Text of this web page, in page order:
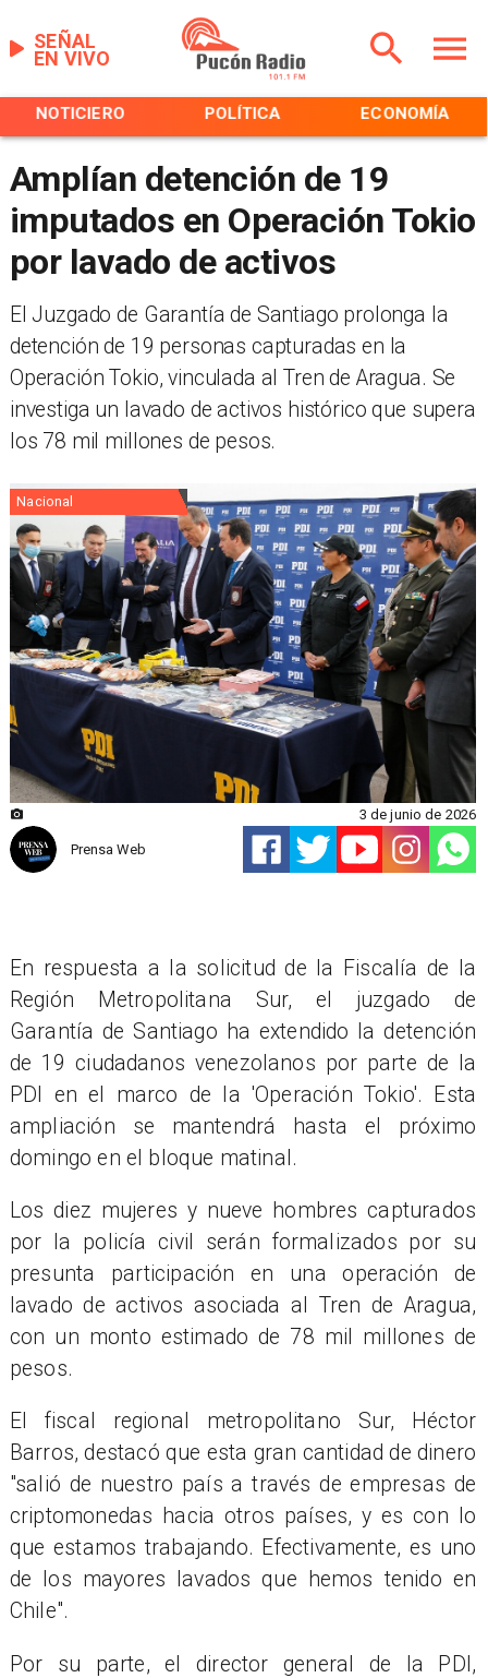
EN VIVO
SEÑAL
NOTICIERO POLÍTICA ECONOMÍA
Amplían detención de 19
imputados en Operación Tokio
por lavado de activos
El Juzgado de Garantía de Santiago prolonga la
detención de 19 personas capturadas en la
Operación Tokio, vinculada al Tren de Aragua. Se
investiga un lavado de activos histórico que supera
los 78 mil millones de pesos.
Nacional
Prensa Web
3 de junio de 2026
En respuesta a la solicitud de la Fiscalía de la
Región Metropolitana Sur, el juzgado de
Garantía de Santiago ha extendido la detención
de 19 ciudadanos venezolanos por parte de la
PDI en el marco de la 'Operación Tokio'. Esta
ampliación se mantendrá hasta el próximo
domingo en el bloque matinal.
Los diez mujeres y nueve hombres capturados
por la policía civil serán formalizados por su
presunta participación en una operación de
lavado de activos asociada al Tren de Aragua,
con un monto estimado de 78 mil millones de
pesos.
El fiscal regional metropolitano Sur, Héctor
Barros, destacó que esta gran cantidad de dinero
"salió de nuestro país a través de empresas de
criptomonedas hacia otros países, y es con lo
que estamos trabajando. Efectivamente, es uno
de los mayores lavados que hemos tenido en
Chile".
Por su parte, el director general de la PDI,